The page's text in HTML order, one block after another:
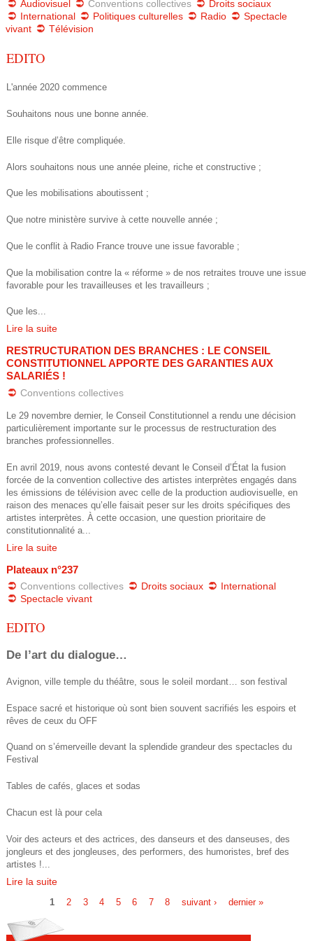
e
2
4
.
p
d
f
Audiovisuel Conventions collectives
Droits sociaux
International
Politiques culturelles Radio
Spectacle
vivant
Télévision
EDITO
L'année 2020 commence
Souhaitons nous une bonne année.
Elle risque d’être compliquée.
Alors souhaitons nous une année pleine, riche et constructive ;
Que les mobilisations aboutissent ;
Que notre ministère survive à cette nouvelle année ;
Que le conflit à Radio France trouve une issue favorable ;
Que la mobilisation contre la « réforme » de nos retraites trouve une issue
favorable pour les travailleuses et les travailleurs ;
Que les...
Lire la suite
RESTRUCTURATION DES BRANCHES : LE CONSEIL
CONSTITUTIONNEL APPORTE DES GARANTIES AUX
SALARIÉS !
Conventions collectives
Le 29 novembre dernier, le Conseil Constitutionnel a rendu une décision
particulièrement importante sur le processus de restructuration des
branches professionnelles.
En avril 2019, nous avons contesté devant le Conseil d’État la fusion
forcée de la convention collective des artistes interprètes engagés dans
les émissions de télévision avec celle de la production audiovisuelle, en
raison des menaces qu’elle faisait peser sur les droits spécifiques des
artistes interprètes. À cette occasion, une question prioritaire de
constitutionnalité a...
Lire la suite
Plateaux n°237
Conventions collectives Droits sociaux
International
Spectacle vivant
EDITO
De l’art du dialogue…
Avignon, ville temple du théâtre, sous le soleil mordant… son festival
Espace sacré et historique où sont bien souvent sacrifiés les espoirs et
rêves de ceux du OFF
Quand on s’émerveille devant la splendide grandeur des spectacles du
Festival
Tables de cafés, glaces et sodas
Chacun est là pour cela
Voir des acteurs et des actrices, des danseurs et des danseuses, des
jongleurs et des jongleuses, des performers, des humoristes, bref des
artistes !...
Lire la suite
P
1 2 3 4 5 6 7 8 suivant › dernier »